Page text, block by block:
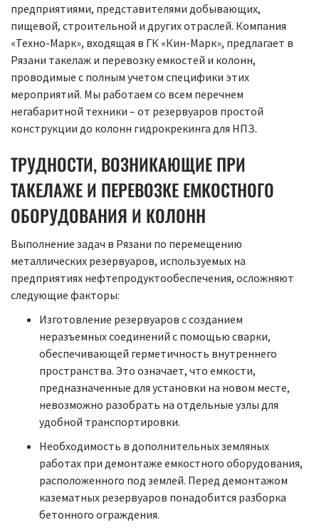
предприятиями, представителями добывающих,
пищевой, строительной и других отраслей. Компания
«Техно-Марк», входящая в ГК «Кин-Марк», предлагает в
Рязани такелаж и перевозку емкостей и колонн,
проводимые с полным учетом специфики этих
мероприятий. Мы работаем со всем перечнем
негабаритной техники – от резервуаров простой
конструкции до колонн гидрокрекинга для НПЗ.
ТРУДНОСТИ, ВОЗНИКАЮЩИЕ ПРИ
ТАКЕЛАЖЕ И ПЕРЕВОЗКЕ ЕМКОСТНОГО
ОБОРУДОВАНИЯ И КОЛОНН
Выполнение задач в Рязани по перемещению
металлических резервуаров, используемых на
предприятиях нефтепродуктообеспечения, осложняют
следующие факторы:
Изготовление резервуаров с созданием
неразъемных соединений с помощью сварки,
обеспечивающей герметичность внутреннего
пространства. Это означает, что емкости,
предназначенные для установки на новом месте,
невозможно разобрать на отдельные узлы для
удобной транспортировки.
Необходимость в дополнительных земляных
работах при демонтаже емкостного оборудования,
расположенного под землей. Перед демонтажом
казематных резервуаров понадобится разборка
бетонного ограждения.